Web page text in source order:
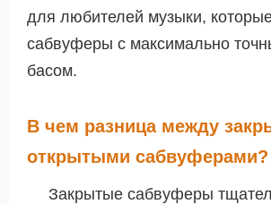
для любителей музыки,
сабвуферы с максимально
басом.
В чем разница между
открытыми сабвуферами?
Закрытые сабвуферы